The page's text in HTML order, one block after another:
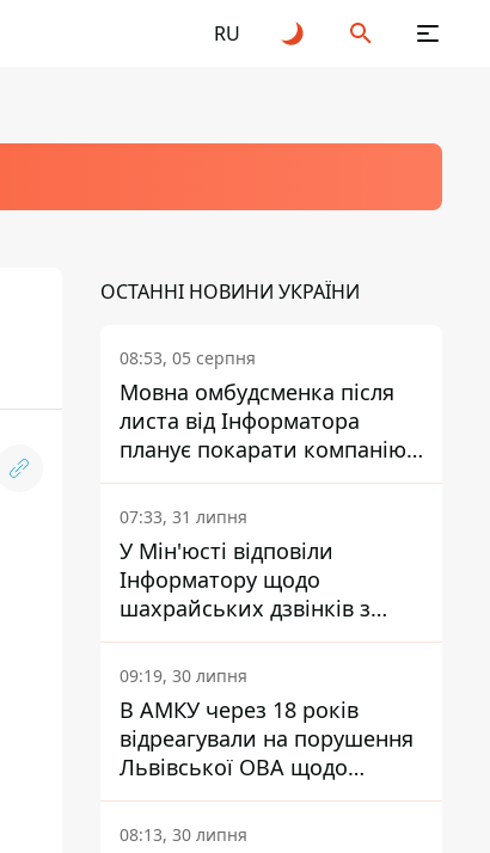
RU
ОСТАННІ НОВИНИ УКРАЇНИ
08:53, 05 серпня
Мовна омбудсменка після
листа від Інформатора
планує покарати компанію-
підрядника ПриватБанку
07:33, 31 липня
У Мін'юсті відповіли
Інформатору щодо
шахрайських дзвінків з
камери Сумського СІЗО так,
що ніхто нічого не зрозумів
09:19, 30 липня
В АМКУ через 18 років
відреагували на порушення
Львівської ОВА щодо
харчування у закладах
освіти
08:13, 30 липня